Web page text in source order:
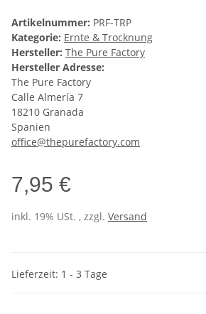
Artikelnummer: PRF-TRP
Kategorie: Ernte & Trocknung
Hersteller: The Pure Factory
Hersteller Adresse:
The Pure Factory
Calle Almería 7
18210 Granada
Spanien
office@thepurefactory.com
7,95 €
inkl. 19% USt. , zzgl. Versand
Lieferzeit: 1 - 3 Tage